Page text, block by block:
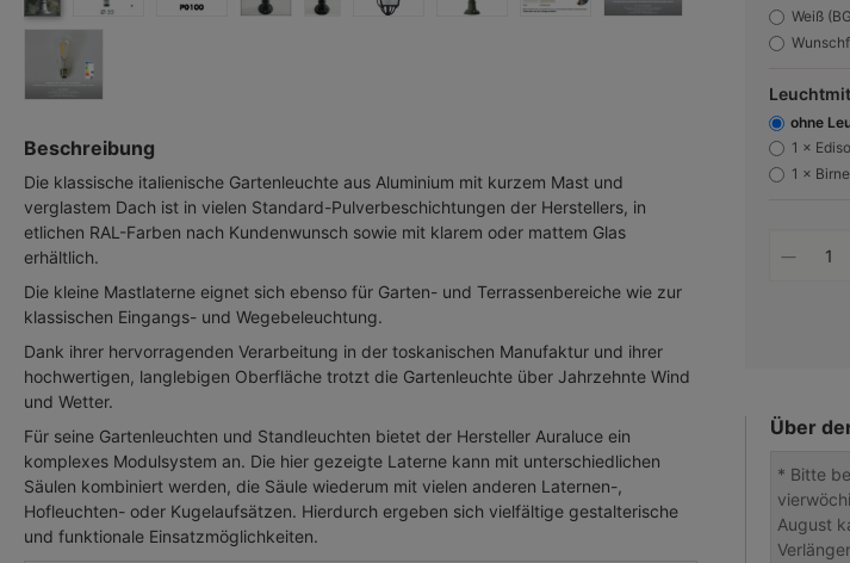
Beschreibung
Die klassische italienische Gartenleuchte aus Aluminium mit kurzem Mast und
verglastem Dach ist in vielen Standard-Pulverbeschichtungen der Herstellers, in
etlichen RAL-Farben nach Kundenwunsch sowie mit klarem oder mattem Glas
erhältlich.
Die kleine Mastlaterne eignet sich ebenso für Garten- und Terrassenbereiche wie zur
klassischen Eingangs- und Wegebeleuchtung.
Dank ihrer hervorragenden Verarbeitung in der toskanischen Manufaktur und ihrer
hochwertigen, langlebigen Oberfläche trotzt die Gartenleuchte über Jahrzehnte Wind
und Wetter.
Für seine Gartenleuchten und Standleuchten bietet der Hersteller Auraluce ein
komplexes Modulsystem an. Die hier gezeigte Laterne kann mit unterschiedlichen
Säulen kombiniert werden, die Säule wiederum mit vielen anderen Laternen-,
Hofleuchten- oder Kugelaufsätzen. Hierdurch ergeben sich vielfältige gestalterische
und funktionale Einsatzmöglichkeiten.
Weiß
ohne
1 ×
1 ×
Über
* Bitte
August